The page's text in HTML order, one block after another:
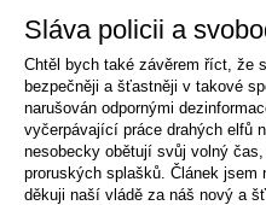
Sláva policii a
Chtěl bych také závěrem říct, že
bezpečněji a šťastněji v takové
narušován odpornými
vyčerpávající práce drahých elfů
nesobecky obětují svůj volný
proruských splašků. Článek jsem
děkuji naší vládě za náš nový a